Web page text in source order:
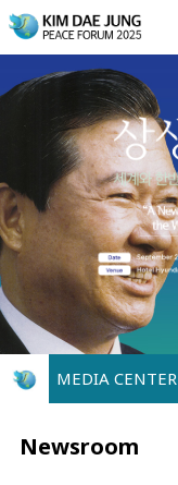
MEDIA CENTER
Newsroom